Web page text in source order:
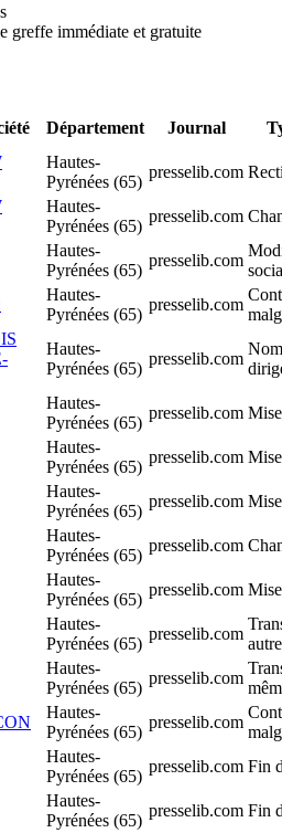
greffe immédiate et gratuite
Département Journal
Hautes-
Pyrénées (65)
presselib.com
Hautes-
Pyrénées (65)
presselib.com
Hautes-
Pyrénées (65)
presselib.com
Hautes-
Pyrénées (65)
presselib.com
Hautes-
Pyrénées (65)
presselib.com
Hautes-
Pyrénées (65)
presselib.com
Hautes-
Pyrénées (65)
presselib.com
Hautes-
Pyrénées (65)
presselib.com
Hautes-
Pyrénées (65)
presselib.com
Hautes-
Pyrénées (65)
presselib.com
Hautes-
Pyrénées (65)
presselib.com
Hautes-
Pyrénées (65)
presselib.com
Hautes-
Pyrénées (65)
presselib.com
Hautes-
Pyrénées (65)
presselib.com Fin
Hautes-
Pyrénées (65)
presselib.com Fin